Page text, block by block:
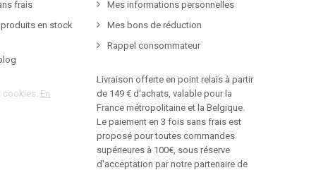
frais
en stock
En
Mes informations personnelles
Mes bons de réduction
Rappel consommateur
Livraison offerte en point relais à partir
de 149 € d'achats, valable pour la
France métropolitaine et la Belgique.
Le paiement en 3 fois sans frais est
proposé pour toutes commandes
supérieures à 100€, sous réserve
d'acceptation par notre partenaire de